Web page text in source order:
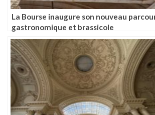
La Bourse inaugure son nouveau
gastronomique et brassicole